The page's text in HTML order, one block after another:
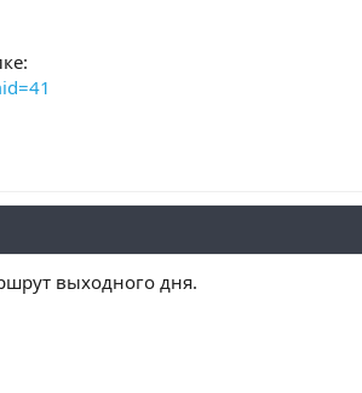
выходного дня.